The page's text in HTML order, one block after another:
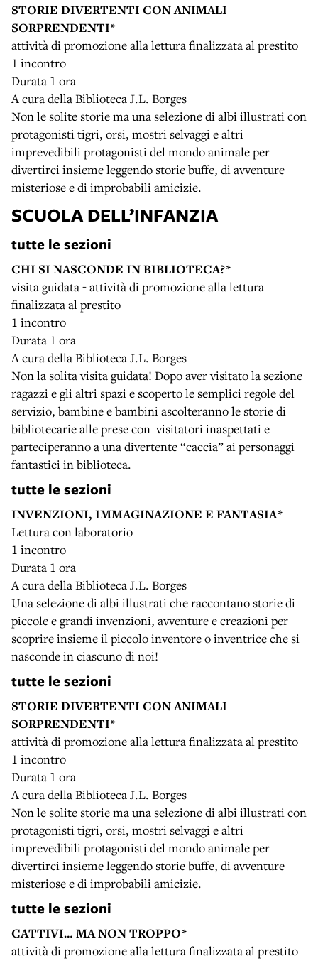
STORIE DIVERTENTI CON ANIMALI
SORPRENDENTI*
attività di promozione alla lettura finalizzata al prestito
1 incontro
Durata 1 ora
A cura della Biblioteca J.L. Borges
Non le solite storie ma una selezione di albi illustrati con
protagonisti tigri, orsi, mostri selvaggi e altri
imprevedibili protagonisti del mondo animale per
divertirci insieme leggendo storie buffe, di avventure
misteriose e di improbabili amicizie.
SCUOLA DELL’INFANZIA
tutte le sezioni
CHI SI NASCONDE IN BIBLIOTECA?*
visita guidata - attività di promozione alla lettura
finalizzata al prestito
1 incontro
Durata 1 ora
A cura della Biblioteca J.L. Borges
Non la solita visita guidata! Dopo aver visitato la sezione
ragazzi e gli altri spazi e scoperto le semplici regole del
servizio, bambine e bambini ascolteranno le storie di
bibliotecarie alle prese con visitatori inaspettati e
parteciperanno a una divertente “caccia” ai personaggi
fantastici in biblioteca.
tutte le sezioni
INVENZIONI, IMMAGINAZIONE E FANTASIA*
Lettura con laboratorio
1 incontro
Durata 1 ora
A cura della Biblioteca J.L. Borges
Una selezione di albi illustrati che raccontano storie di
piccole e grandi invenzioni, avventure e creazioni per
scoprire insieme il piccolo inventore o inventrice che si
nasconde in ciascuno di noi!
tutte le sezioni
STORIE DIVERTENTI CON ANIMALI
SORPRENDENTI*
attività di promozione alla lettura finalizzata al prestito
1 incontro
Durata 1 ora
A cura della Biblioteca J.L. Borges
Non le solite storie ma una selezione di albi illustrati con
protagonisti tigri, orsi, mostri selvaggi e altri
imprevedibili protagonisti del mondo animale per
divertirci insieme leggendo storie buffe, di avventure
misteriose e di improbabili amicizie.
tutte le sezioni
CATTIVI… MA NON TROPPO*
attività di promozione alla lettura finalizzata al prestito